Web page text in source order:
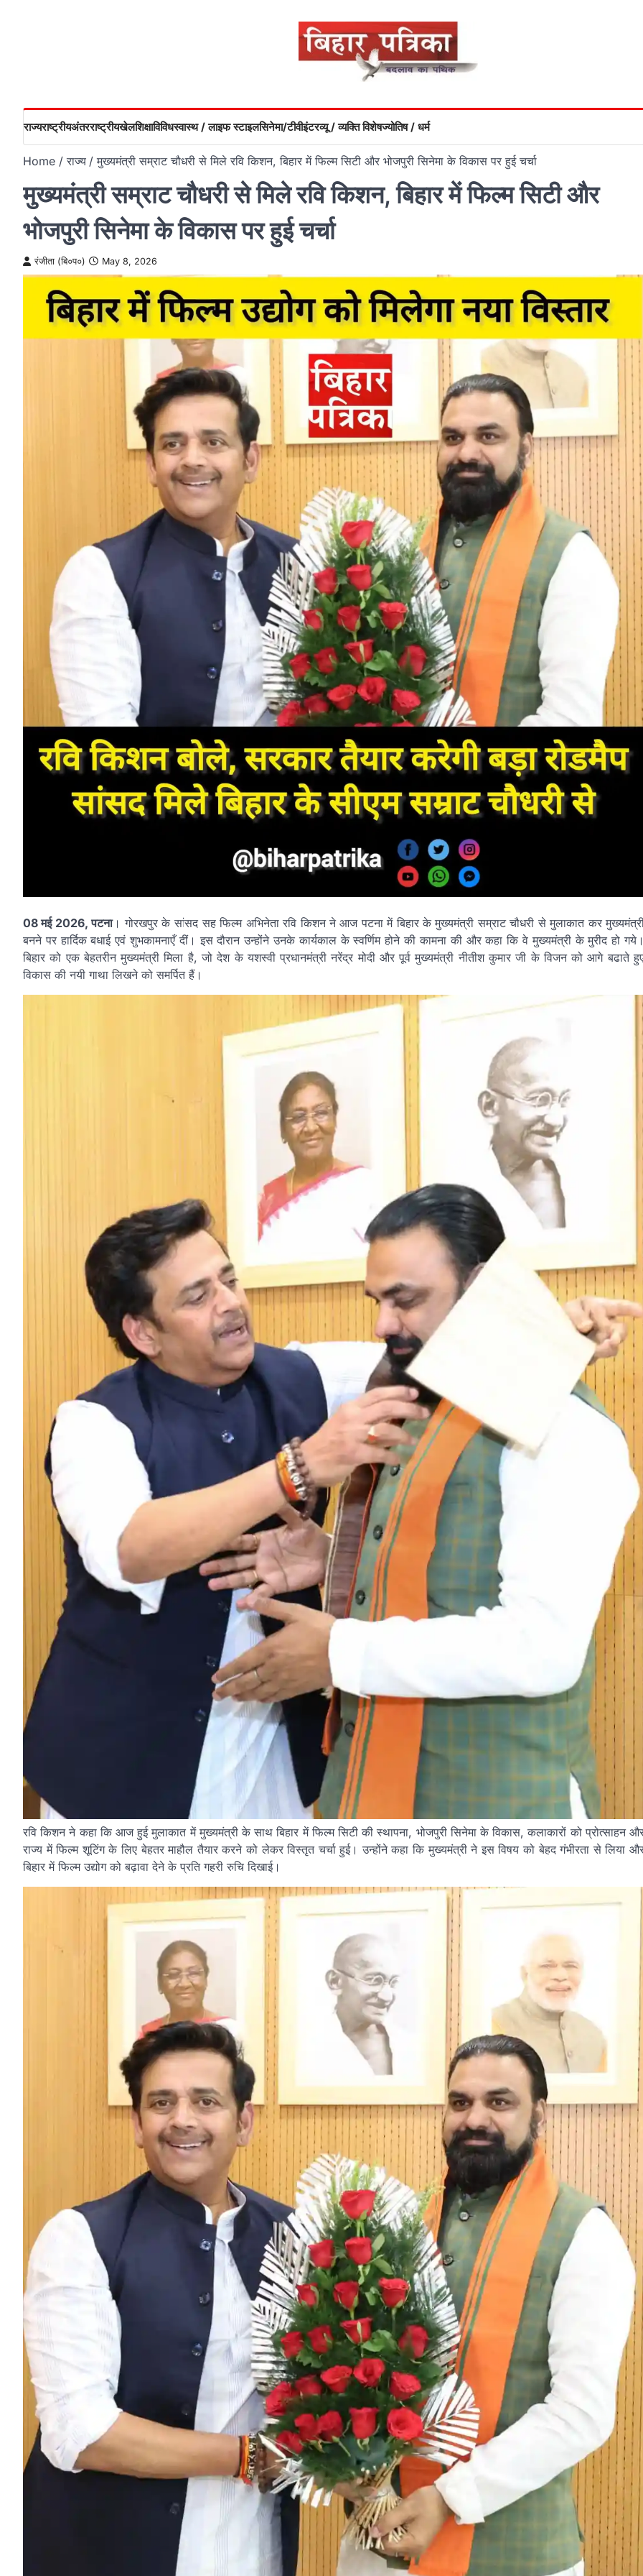
राज्यराष्ट्रीयअंतरराष्ट्रीयखेलशिक्षाविविधस्वास्थ / लाइफ स्टाइलसिनेमा/टीवीइंटरव्यू / व्यक्ति विशेषज्योतिष / धर्म
Home राज्य मुख्यमंत्री सम्राट चौधरी से मिले रवि किशन, बिहार में फिल्म सिटी और भोजपुरी सिनेमा के विकास पर हुई चर्चा
मुख्यमंत्री सम्राट चौधरी से मिले रवि किशन, बिहार में फिल्म सिटी और
भोजपुरी सिनेमा के विकास पर हुई चर्चा
रंजीता (बि०प०) May 8, 2026
08 मई 2026, पटना। गोरखपुर के सांसद सह फिल्म अभिनेता रवि किशन ने आज पटना में बिहार के मुख्यमंत्री सम्राट चौधरी से मुलाकात कर
बनने पर हार्दिक बधाई एवं शुभकामनाएँ दीं। इस दौरान उन्होंने उनके कार्यकाल के स्वर्णिम होने की कामना की और कहा कि वे मुख्यमंत्री के मुरीद हो
बिहार को एक बेहतरीन मुख्यमंत्री मिला है, जो देश के यशस्वी प्रधानमंत्री नरेंद्र मोदी और पूर्व मुख्यमंत्री नीतीश कुमार जी के विजन को आगे बढाते
विकास की नयी गाथा लिखने को समर्पित हैं।
रवि किशन ने कहा कि आज हुई मुलाकात में मुख्यमंत्री के साथ बिहार में फिल्म सिटी की स्थापना, भोजपुरी सिनेमा के विकास, कलाकारों को प्रोत्साहन
राज्य में फिल्म शूटिंग के लिए बेहतर माहौल तैयार करने को लेकर विस्तृत चर्चा हुई। उन्होंने कहा कि मुख्यमंत्री ने इस विषय को बेहद गंभीरता से लिया
बिहार में फिल्म उद्योग को बढ़ावा देने के प्रति गहरी रुचि दिखाई।